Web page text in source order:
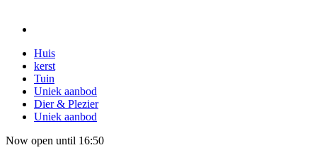
Huis
kerst
Tuin
Uniek aanbod
Dier & Plezier
Uniek aanbod
Now open until 16:50